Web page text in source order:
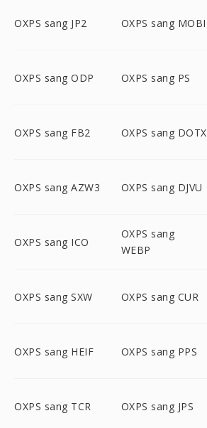
OXPS sang JP2 OXPS sang MOBI
OXPS sang ODP OXPS sang PS
OXPS sang FB2 OXPS sang DOTX
OXPS sang AZW3 OXPS sang DJVU
OXPS sang ICO
OXPS sang
WEBP
OXPS sang SXW OXPS sang CUR
OXPS sang HEIF OXPS sang PPS
OXPS sang TCR OXPS sang JPS